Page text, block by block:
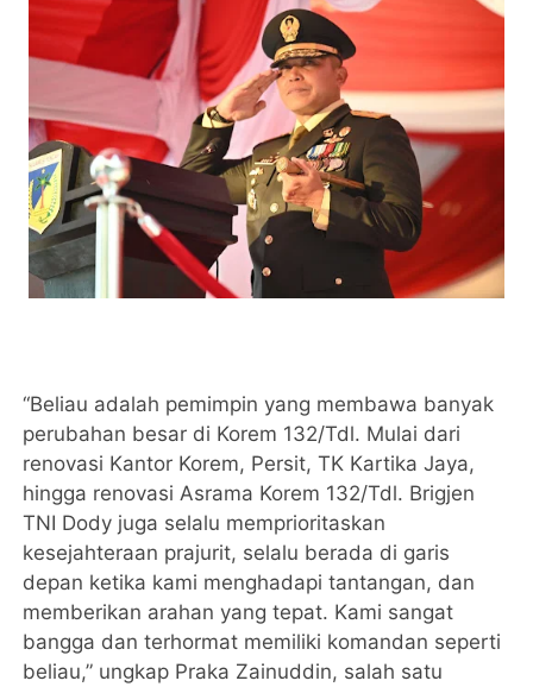
“Beliau adalah pemimpin yang membawa banyak
perubahan besar di Korem 132/Tdl. Mulai dari
renovasi Kantor Korem, Persit, TK Kartika Jaya,
hingga renovasi Asrama Korem 132/Tdl. Brigjen
TNI Dody juga selalu memprioritaskan
kesejahteraan prajurit, selalu berada di garis
depan ketika kami menghadapi tantangan, dan
memberikan arahan yang tepat. Kami sangat
bangga dan terhormat memiliki komandan seperti
beliau,” ungkap Praka Zainuddin, salah satu